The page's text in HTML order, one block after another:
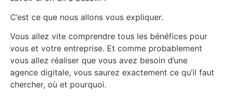
C’est ce que nous allons vous expliquer.
Vous allez vite comprendre tous les bénéfices pour
vous et votre entreprise. Et comme probablement
vous allez réaliser que vous avez besoin d’une
agence digitale, vous saurez exactement ce qu’il faut
chercher, où et pourquoi.